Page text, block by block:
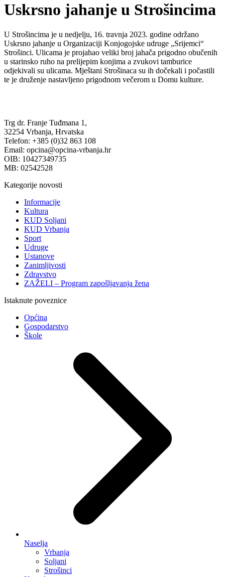
Uskrsno jahanje u Strošincima
U Strošincima je u nedjelju, 16. travnja 2023. godine održano
Uskrsno jahanje u Organizaciji Konjogojske udruge „Srijemci“
Strošinci. Ulicama je projahao veliki broj jahača prigodno obučenih
u starinsko ruho na prelijepim konjima a zvukovi tamburice
odjekivali su ulicama. Mještani Strošinaca su ih dočekali i počastili
te je druženje nastavljeno prigodnom večerom u Domu kulture.
Trg dr. Franje Tuđmana 1,
32254 Vrbanja, Hrvatska
Telefon: +385 (0)32 863 108
Email: opcina@opcina-vrbanja.hr
OIB: 10427349735
MB: 02542528
Kategorije novosti
Informacije
Kultura
KUD Soljani
KUD Vrbanja
Sport
Udruge
Ustanove
Zanimljivosti
Zdravstvo
ZAŽELI – Program zapošljavanja žena
Istaknute poveznice
Općina
Gospodarstvo
Škole
Naselja
Vrbanja
Soljani
Strošinci